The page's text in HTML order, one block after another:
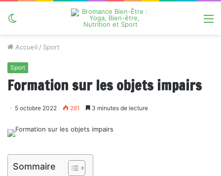
Accueil / Sport
Sport
Formation sur les objets impairs
5 octobre 2022 261 3 minutes de lecture
Sommaire